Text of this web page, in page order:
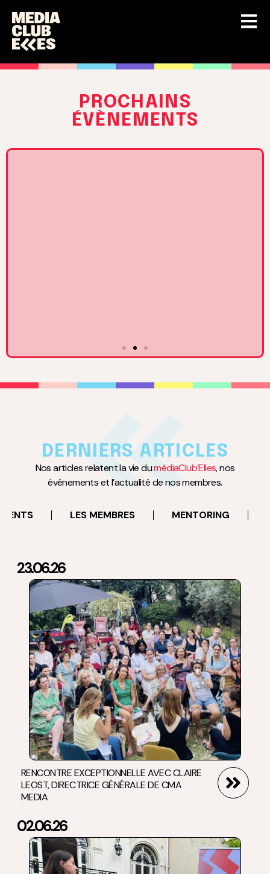
PROCHAINS
ÉVÈNEMENTS
17
charge des activités BtoC
Neuilly-sur-Seine
DERNIERS ARTICLES
Nos articles relatent la vie dumédiaClub’Elles, nos
événements et l’actualité de nos membres.
LES MEMBRES MENTORING
23.06.26
RENCONTRE EXCEPTIONNELLE AVEC CLAIRE
LEOST, DIRECTRICE GÉNÉRALE DE CMA
MEDIA
02.06.26